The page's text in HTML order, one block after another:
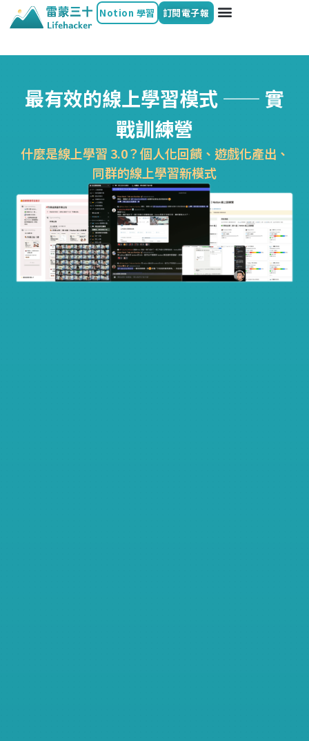
Notion 學習 訂閱電子報
最有效的線上學習模式 —— 實
戰訓練營
什麼是線上學習 3.0？個人化回饋、遊戲化產出、
同群的線上學習新模式